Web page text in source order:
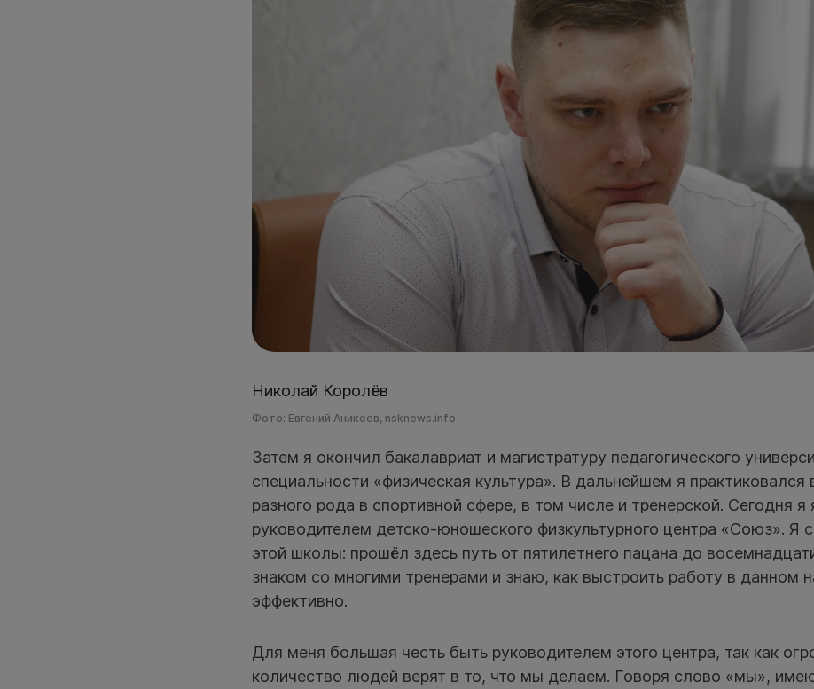
Николай Королёв
Фото: Евгений Аникеев, nsknews.info
Затем я окончил бакалавриат и магистратуру педагогического
специальности «физическая культура». В дальнейшем я практиковался
разного рода в спортивной сфере, в том числе и тренерской. Сегодня я
руководителем детско-юношеского физкультурного центра «Союз». Я
этой школы: прошёл здесь путь от пятилетнего пацана до
знаком со многими тренерами и знаю, как выстроить работу в данном
эффективно.
Для меня большая честь быть руководителем этого центра, так как
количество людей верят в то, что мы делаем. Говоря слово «мы»,